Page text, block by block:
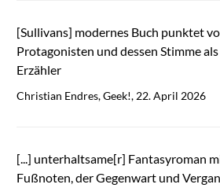
[Sullivans] modernes Buch punktet
Protagonisten und dessen Stimme
Erzähler
Christian Endres, Geek!, 22. April 2026
[...] unterhaltsame[r] Fantasyroman
Fußnoten, der Gegenwart und